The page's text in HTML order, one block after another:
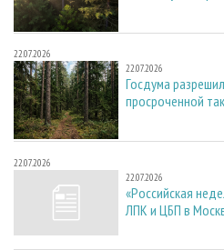
22.07.2026
22.07.2026
Госдума
просроченной
22.07.2026
22.07.2026
«Российская
ЛПК и ЦБП в